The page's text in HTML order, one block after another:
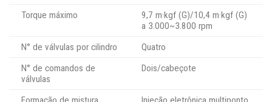
Torque máximo
9,7 m·kgf (G)/10,4 m·kgf (G)
a 3.000~3.800 rpm
N° de válvulas por cilindro
Quatro
N° de comandos de
válvulas
Dois/cabeçote